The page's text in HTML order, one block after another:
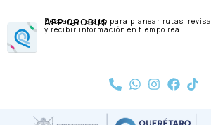
APP QROBUS
Descarga la app para planear rutas,
y recibir información en tiempo real.